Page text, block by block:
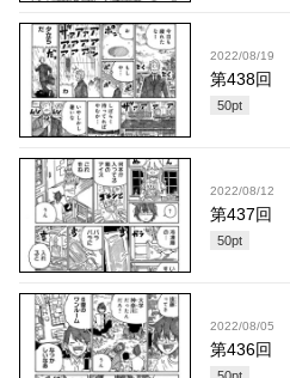
2022/08/19
第438回
50pt
2022/08/12
第437回
50pt
2022/08/05
第436回